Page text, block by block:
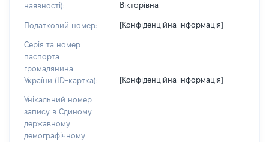
наявності):
Вікторівна
Податковий номер: [Конфіденційна інформація]
Серія та номер
паспорта
громадянина
України (ID-картка):
[Конфіденційна інформація]
Унікальний номер
запису в Єдиному
державному
демографічному